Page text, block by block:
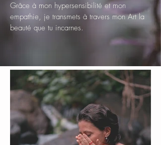
Grâce à mon hypersensibilité et mon
empathie, je transmets à travers mon Art la
beauté que tu incarnes.